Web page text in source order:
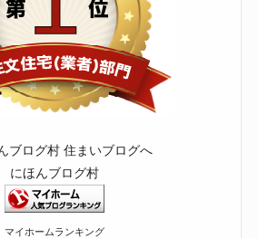
にほんブログ村
マイホームランキング